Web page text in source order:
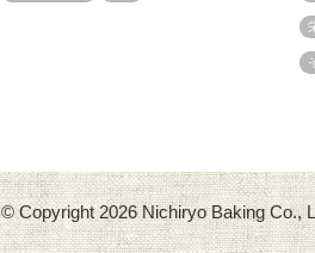
© Copyright2026 Nichiryo Baking Co.,